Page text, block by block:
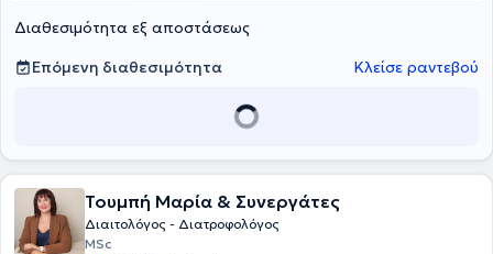
Διαθεσιμότητα εξ αποστάσεως
Επόμενη διαθεσιμότητα
Κλείσε ραντεβού
Τουμπή Μαρία & Συνεργάτες
Διαιτολόγος - Διατροφολόγος
MSc